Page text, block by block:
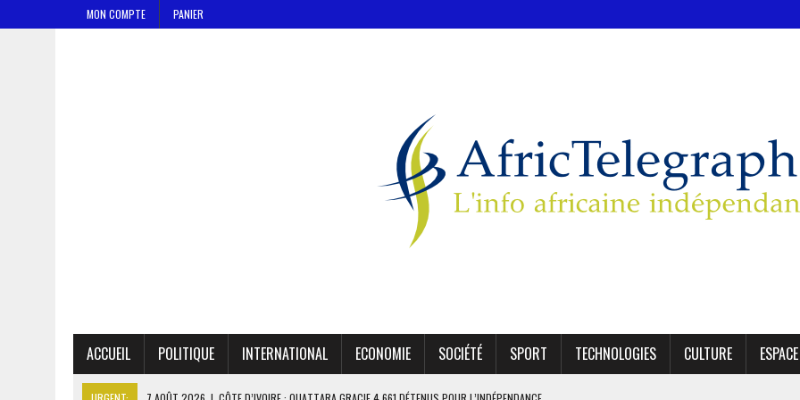
MON COMPTE PANIER
ACCUEIL POLITIQUE INTERNATIONAL ECONOMIE SOCIÉTÉ SPORT TECHNOLOGIES CULTURE